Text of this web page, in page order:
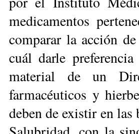
medicamentos
comparar la acción
cuál darle
material de un
farmacéuticos y
deben de existir en